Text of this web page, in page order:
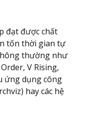
đạt được chất
tốn thời gian tự
thường như
V Rising,
ứng dụng công
hay các hệ